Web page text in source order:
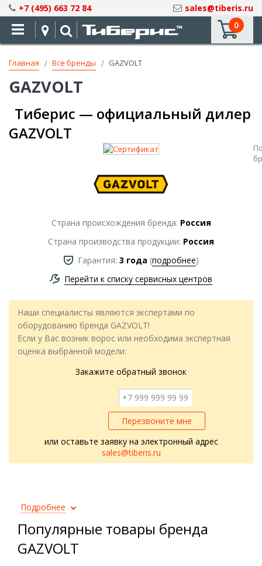
Skip
to
Content
+7 (495) 663 72 84
sales@tiberis.ru
0
Главная Все бренды GAZVOLT
GAZVOLT
Тиберис — официальный дилер
GAZVOLT
Страна происхождения бренда: Россия
Страна производства продукции: Россия
Гарантия: 3 года (подробнее)
Перейти к списку сервисных центров
Наши специалисты являются экспертами по
оборудованию бренда GAZVOLT!
Если у Вас возник ворос или необходима экспертная
оценка выбранной модели:
Закажите обратный звонок
Перезвоните мне
или оставьте заявку на электронный адрес
sales@tiberis.ru
Подробнее
Популярные товары бренда
GAZVOLT